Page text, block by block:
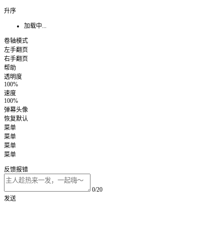
升序
加载中...
卷轴模式
左手翻页
右手翻页
帮助
透明度
100%
速度
100%
弹幕头像
恢复默认
菜单
菜单
菜单
菜单
反馈报错
0/20
发送